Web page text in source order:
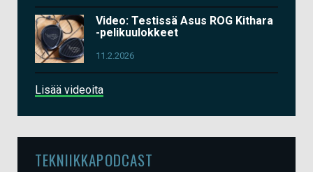
Video: Testissä Asus ROG Kithara
-pelikuulokkeet
11.2.2026
Lisää videoita
TEKNIIKKAPODCAST